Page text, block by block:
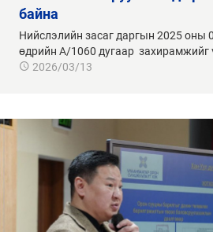
байна
Нийслэлийн засаг даргын 2025 оны
өдрийн А/1060 дугаар захирамжийг
2026/03/13